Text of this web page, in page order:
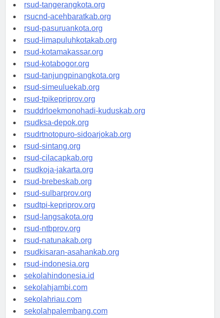
rsud-tangerangkota.org
rsucnd-acehbaratkab.org
rsud-pasuruankota.org
rsud-limapuluhkotakab.org
rsud-kotamakassar.org
rsud-kotabogor.org
rsud-tanjungpinangkota.org
rsud-simeuluekab.org
rsud-tpikepriprov.org
rsuddrloekmonohadi-kuduskab.org
rsudksa-depok.org
rsudrtnotopuro-sidoarjokab.org
rsud-sintang.org
rsud-cilacapkab.org
rsudkoja-jakarta.org
rsud-brebeskab.org
rsud-sulbarprov.org
rsudtpi-kepriprov.org
rsud-langsakota.org
rsud-ntbprov.org
rsud-natunakab.org
rsudkisaran-asahankab.org
rsud-indonesia.org
sekolahindonesia.id
sekolahjambi.com
sekolahriau.com
sekolahpalembang.com